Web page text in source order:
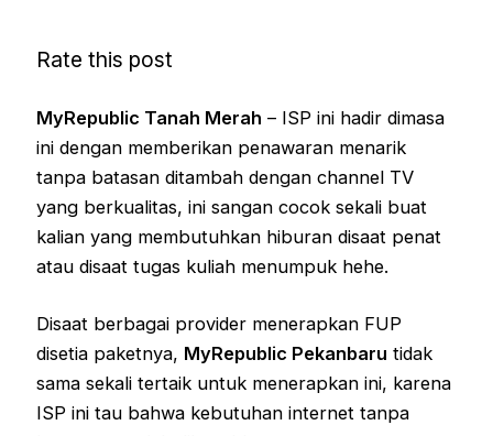
Rate this post
MyRepublic Tanah Merah – ISP ini hadir dimasa
ini dengan memberikan penawaran menarik
tanpa batasan ditambah dengan channel TV
yang berkualitas, ini sangan cocok sekali buat
kalian yang membutuhkan hiburan disaat penat
atau disaat tugas kuliah menumpuk hehe.
Disaat berbagai provider menerapkan FUP
disetia paketnya, MyRepublic Pekanbaru tidak
sama sekali tertaik untuk menerapkan ini, karena
ISP ini tau bahwa kebutuhan internet tanpa